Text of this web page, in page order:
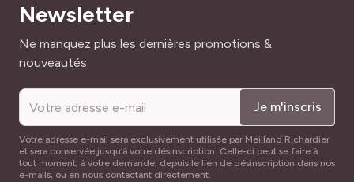
Newsletter
Adresse mail
Ne manquez plus les dernières promotions &
nouveautés
Je m'inscris
Votre adresse e-mail sera exclusivement utilisée par Meilland Richardier
et sera conservée jusqu’à votre désinscription. Celle-ci peut se faire à
tout moment, à votre demande, depuis le lien de désinscription dans nos
e-mails, ou en nous contactant directement.